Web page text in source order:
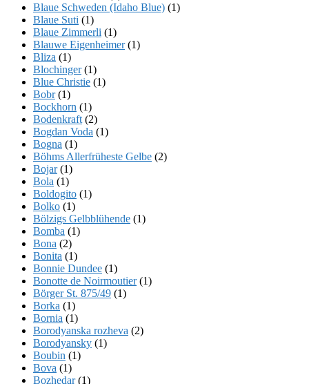
Blaue Schweden (Idaho Blue) (1)
Blaue Suti (1)
Blaue Zimmerli (1)
Blauwe Eigenheimer(1)
Bliza (1)
Blochinger(1)
Blue Christie (1)
Bobr(1)
Bockhorn (1)
Bodenkraft (2)
Bogdan Voda (1)
Bogna (1)
Böhms Allerfrüheste Gelbe (2)
Bojar(1)
Bola (1)
Boldogito (1)
Bolko (1)
Bölzigs Gelbblühende (1)
Bomba (1)
Bona (2)
Bonita (1)
Bonnie Dundee (1)
Bonotte de Noirmoutier(1)
Börger St. 875/49 (1)
Borka (1)
Bornia (1)
Borodyanska rozheva (2)
Borodyansky (1)
Boubin (1)
Bova (1)
Bozhedar(1)